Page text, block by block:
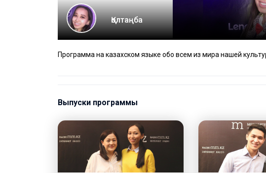
Қолтаңба
Программа на казахском языке обо всем из мира нашей
Выпуски программы